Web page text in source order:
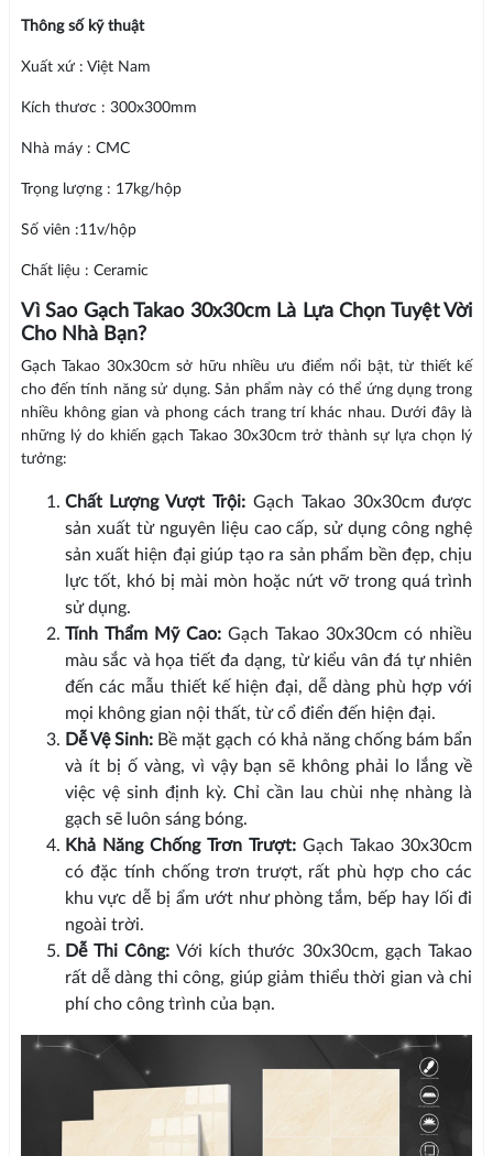
Thông số kỹ thuật
Xuất xứ : Việt Nam
Kích thươc : 300x300mm
Nhà máy : CMC
Trọng lượng : 17kg/hộp
Số viên :11v/hộp
Chất liệu : Ceramic
Vì Sao Gạch Takao 30x30cm Là Lựa Chọn Tuyệt Vời
Cho Nhà Bạn?
Gạch Takao 30x30cm sở hữu nhiều ưu điểm nổi bật, từ thiết kế
cho đến tính năng sử dụng. Sản phẩm này có thể ứng dụng trong
nhiều không gian và phong cách trang trí khác nhau. Dưới đây là
những lý do khiến gạch Takao 30x30cm trở thành sự lựa chọn lý
tưởng:
Chất Lượng Vượt Trội: Gạch Takao 30x30cm được
sản xuất từ nguyên liệu cao cấp, sử dụng công nghệ
sản xuất hiện đại giúp tạo ra sản phẩm bền đẹp, chịu
lực tốt, khó bị mài mòn hoặc nứt vỡ trong quá trình
sử dụng.
Tính Thẩm Mỹ Cao:Gạch Takao 30x30cm có nhiều
màu sắc và họa tiết đa dạng, từ kiểu vân đá tự nhiên
đến các mẫu thiết kế hiện đại, dễ dàng phù hợp với
mọi không gian nội thất, từ cổ điển đến hiện đại.
Dễ Vệ Sinh:Bề mặt gạch có khả năng chống bám bẩn
và ít bị ố vàng, vì vậy bạn sẽ không phải lo lắng về
việc vệ sinh định kỳ. Chỉ cần lau chùi nhẹ nhàng là
gạch sẽ luôn sáng bóng.
Khả Năng Chống Trơn Trượt: Gạch Takao 30x30cm
có đặc tính chống trơn trượt, rất phù hợp cho các
khu vực dễ bị ẩm ướt như phòng tắm, bếp hay lối đi
ngoài trời.
Dễ Thi Công: Với kích thước 30x30cm, gạch Takao
rất dễ dàng thi công, giúp giảm thiểu thời gian và chi
phí cho công trình của bạn.